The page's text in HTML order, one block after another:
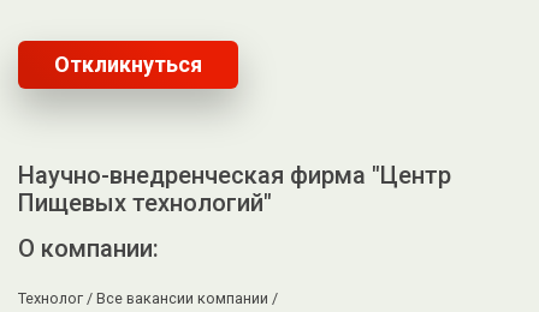
Откликнуться
Научно-внедренческая фирма "Центр
Пищевых технологий"
О компании:
Технолог / Все вакансии компании /